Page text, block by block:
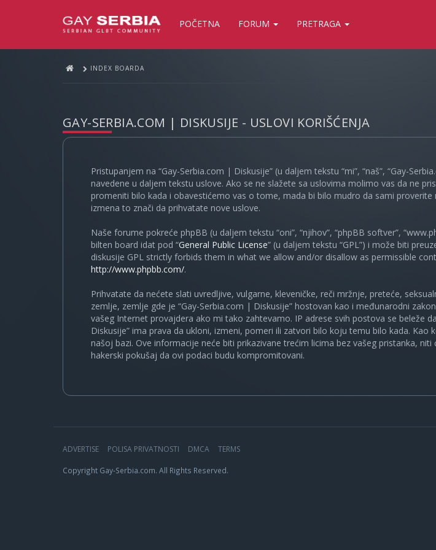
POČETNA FORUM PRETRAGA
INDEX BOARDA
GAY-SERBIA.COM | DISKUSIJE - USLOVI KORIŠĆENJA
Pristupanjem na “Gay-Serbia.com | Diskusije” (u daljem tekstu “mi”, “naš”, “Gay-
navedene u daljem tekstu uslove. Ako se ne slažete sa uslovima molimo vas da ne
promeniti bilo kada i obavestićemo vas o tome, mada bi bilo mudro da sami
izmena to znači da prihvatate nove uslove.
Naše forume pokreće phpBB (u daljem tekstu “oni”, “njihov”, “phpBB softver”,
bilten board idat pod “General Public License” (u daljem tekstu “GPL”) i može biti
diskusije GPL strictly forbids them in what we allow and/or disallow as permissible
http://www.phpbb.com/.
Prihvatate da nećete slati uvredljive, vulgarne, kleveničke, reči mržnje, preteće,
zemlje, zemlje gde je “Gay-Serbia.com | Diskusije” hostovan kao i međunarodni
vašeg Internet provajdera ako mi tako zahtevamo. IP adrese svih postova se beleže
Diskusije” ima prava da ukloni, izmeni, pomeri ili zatvori bilo koju temu bilo kada.
našoj bazi. Ove informacije neće biti prikazivane trećim licima bez vašeg pristanka,
hakerski pokušaj da ovi podaci budu kompromitovani.
ADVERTISE POLISA PRIVATNOSTI DMCA TERMS
Copyright Gay-Serbia.com. All Rights Reserved.